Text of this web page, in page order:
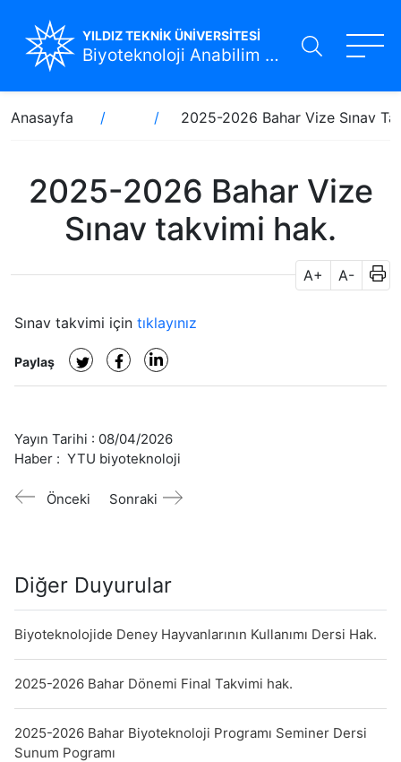
içeriğe
YILDIZ TEKNİK ÜNİVERSİTESİ
Biyoteknoloji Anabilim Dalı
Sayfa
yolu
Anasayfa 2025-2026 Bahar Vize Sınav
2025-2026 Bahar Vize
Sınav takvimi hak.
A+ A-
Sınav takvimi için tıklayınız
Paylaş
Yayın Tarihi : 08/04/2026
Haber : YTU biyoteknoloji
Önceki Sonraki
Diğer Duyurular
Biyoteknolojide Deney Hayvanlarının Kullanımı Dersi Hak.
2025-2026 Bahar Dönemi Final Takvimi hak.
2025-2026 Bahar Biyoteknoloji Programı Seminer Dersi
Sunum Pogramı